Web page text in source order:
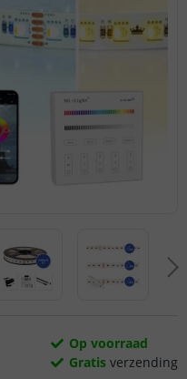
Op voorraad
Gratis verzending